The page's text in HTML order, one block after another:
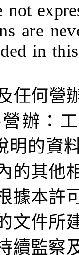
not
are
in
任何營
辦 ：
明的資
的其他
據本許
文件所
續監察